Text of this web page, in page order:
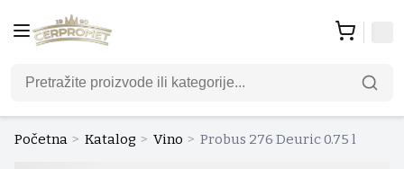
Početna > Katalog > Vino > Probus 276 Deuric 0.75 l